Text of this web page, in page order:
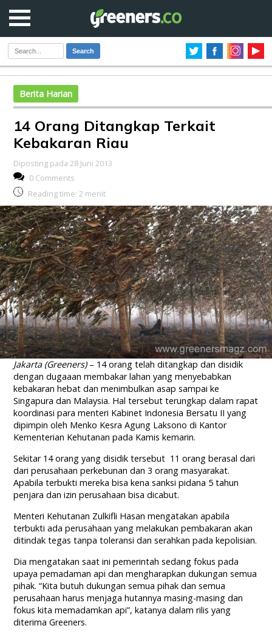
Search
Berita Harian
14 Orang Ditangkap Terkait
Kebakaran Riau
Diposting pada 28 Juni 2013
0 Comments
Reading time: 2 menit
Jakarta (Greeners)– 14 orang telah ditangkap dan disidik
dengan dugaaan membakar lahan yang menyebabkan
kebakaran hebat dan menimbulkan asap sampai ke
Singapura dan Malaysia. Hal tersebut terungkap dalam rapat
koordinasi para menteri Kabinet Indonesia Bersatu II yang
dipimpin oleh Menko Kesra Agung Laksono di Kantor
Kementerian Kehutanan pada Kamis kemarin.
Sekitar 14 orang yang disidik tersebut 11 orang berasal dari
dari perusahaan perkebunan dan 3 orang masyarakat.
Apabila terbukti mereka bisa kena sanksi pidana 5 tahun
penjara dan izin perusahaan bisa dicabut.
Menteri Kehutanan Zulkifli Hasan mengatakan apabila
terbukti ada perusahaan yang melakukan pembakaran akan
ditindak tegas tanpa toleransi dan serahkan pada kepolisian.
Dia mengatakan saat ini pemerintah sedang fokus pada
upaya pemadaman api dan mengharapkan dukungan semua
pihak. “Kita butuh dukungan semua pihak dan semua
perusahaan harus menjaga hutannya masing-masing dan
fokus kita memadamkan api”, katanya dalam rilis yang
diterima Greeners.